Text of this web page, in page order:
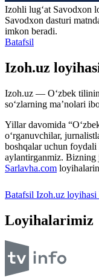
Izohli lugʻat Savodxon
Savodxon dasturi
imkon beradi.
Batafsil
Izoh.uz
Izoh.uz — O‘zbek
so‘zlarning ma’nolari
Yillar davomida
o‘rganuvchilar,
boshqalar uchun foydali
aylantirganmiz. Bizning
Sarlavha.com
Batafsil Izoh.uz loyihasi
Loyihalarimiz